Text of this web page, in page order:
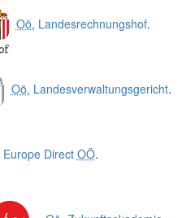
Oö. Landesrechnungshof.
Oö. Landesverwaltungsgericht.
Europe Direct OÖ.